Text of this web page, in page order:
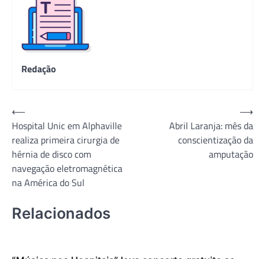
Redação
Navegação
de
Post
⟵
Hospital Unic em Alphaville
realiza primeira cirurgia de
hérnia de disco com
navegação eletromagnética
na América do Sul
Abril Laranja: mês da
conscientização da
amputação
⟶
Relacionados